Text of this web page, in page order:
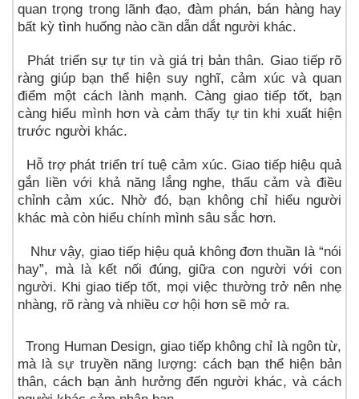
quan trọng trong lãnh đạo, đàm phán, bán hàng hay
bất kỳ tình huống nào cần dẫn dắt người khác.
Phát triển sự tự tin và giá trị bản thân. Giao tiếp rõ
ràng giúp bạn thể hiện suy nghĩ, cảm xúc và quan
điểm một cách lành mạnh. Càng giao tiếp tốt, bạn
càng hiểu mình hơn và cảm thấy tự tin khi xuất hiện
trước người khác.
Hỗ trợ phát triển trí tuệ cảm xúc. Giao tiếp hiệu quả
gắn liền với khả năng lắng nghe, thấu cảm và điều
chỉnh cảm xúc. Nhờ đó, bạn không chỉ hiểu người
khác mà còn hiểu chính mình sâu sắc hơn.
Như vậy, giao tiếp hiệu quả không đơn thuần là “nói
hay”, mà là kết nối đúng, giữa con người với con
người. Khi giao tiếp tốt, mọi việc thường trở nên nhẹ
nhàng, rõ ràng và nhiều cơ hội hơn sẽ mở ra.
Trong Human Design, giao tiếp không chỉ là ngôn từ,
mà là sự truyền năng lượng: cách bạn thể hiện bản
thân, cách bạn ảnh hưởng đến người khác, và cách